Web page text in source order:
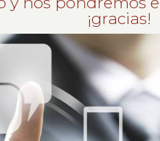
¡gracias!